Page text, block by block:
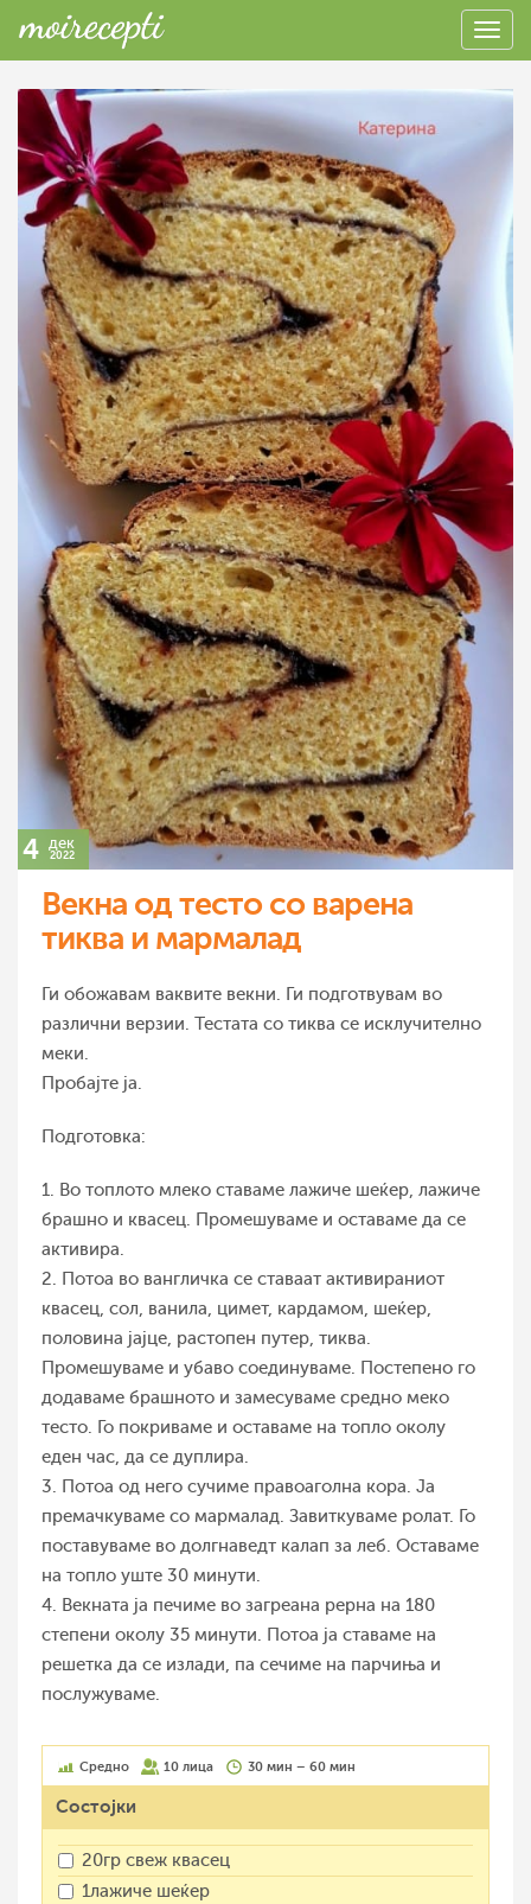
4 дек
2022
Векна од тесто со варена
тиква и мармалад
Ги обожавам ваквите векни. Ги подготвувам во
различни верзии. Тестата со тиква се исклучително
меки.
Пробајте ја.
Подготовка:
1. Во топлото млеко ставаме лажиче шеќер, лажиче
брашно и квасец. Промешуваме и оставаме да се
активира.
2. Потоа во вангличка се ставаат активираниот
квасец, сол, ванила, цимет, кардамом, шеќер,
половина јајце, растопен путер, тиква.
Промешуваме и убаво соединуваме. Постепено го
додаваме брашното и замесуваме средно меко
тесто. Го покриваме и оставаме на топло околу
еден час, да се дуплира.
3. Потоа од него сучиме правоаголна кора. Ја
премачкуваме со мармалад. Завиткуваме ролат. Го
поставуваме во долгнаведт калап за леб. Оставаме
на топло уште 30 минути.
4. Векната ја печиме во загреана рерна на 180
степени околу 35 минути. Потоа ја ставаме на
решетка да се излади, па сечиме на парчиња и
послужуваме.
Средно 10 лица 30 мин – 60 мин
Состојки
20гр свеж квасец
1лажиче шеќер